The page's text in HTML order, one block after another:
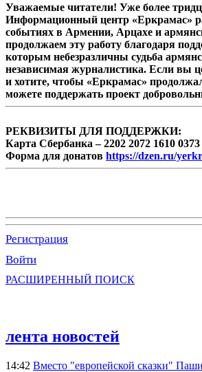
Уважаемые читатели! Уже более
Информационный центр «Еркрамас»
событиях в Армении, Арцахе и
продолжаем эту работу благодаря
которым небезразличны судьба
независимая журналистика. Если вы
и хотите, чтобы «Еркрамас»
можете поддержать проект
РЕКВИЗИТЫ ДЛЯ ПОДДЕРЖКИ:
Карта Сбербанка – 2202 2072 1610 0373
Форма для донатов https://dzen.ru/
Регистрация
Войти
РАСШИРЕННЫЙ ПОИСК
лента новостей
14:42 Вместо "европейской сказки"